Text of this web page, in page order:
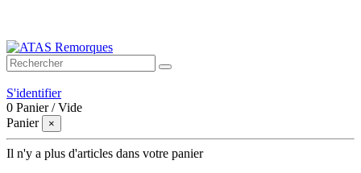
S'identifier
0 Panier /Vide
Panier
×
Il n'y a plus d'articles dans votre panier